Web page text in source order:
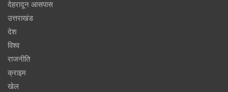
देहरादून आसपास
उत्तराखंड
देश
विश्व
राजनीति
क्राइम
खेल